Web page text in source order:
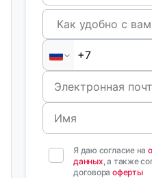
Как удобно с
Я даю согласие на
данных, а также
договора оферты